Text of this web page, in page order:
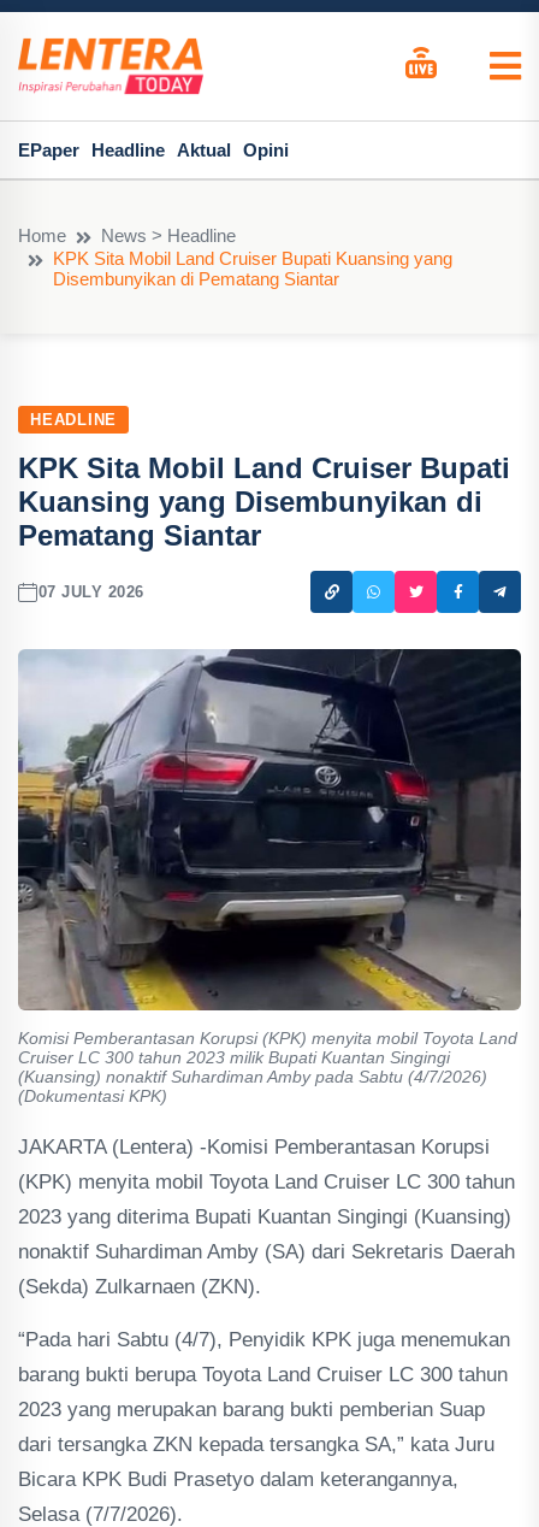
EPaper Headline Aktual Opini
Home
News > Headline
KPK Sita Mobil Land Cruiser Bupati Kuansing yang
Disembunyikan di Pematang Siantar
HEADLINE
KPK Sita Mobil Land Cruiser Bupati
Kuansing yang Disembunyikan di
Pematang Siantar
07 JULY 2026
Komisi Pemberantasan Korupsi (KPK) menyita mobil Toyota Land
Cruiser LC 300 tahun 2023 milik Bupati Kuantan Singingi
(Kuansing) nonaktif Suhardiman Amby pada Sabtu (4/7/2026)
(Dokumentasi KPK)
JAKARTA (Lentera) -Komisi Pemberantasan Korupsi
(KPK) menyita mobil Toyota Land Cruiser LC 300 tahun
2023 yang diterima Bupati Kuantan Singingi (Kuansing)
nonaktif Suhardiman Amby (SA) dari Sekretaris Daerah
(Sekda) Zulkarnaen (ZKN).
“Pada hari Sabtu (4/7), Penyidik KPK juga menemukan
barang bukti berupa Toyota Land Cruiser LC 300 tahun
2023 yang merupakan barang bukti pemberian Suap
dari tersangka ZKN kepada tersangka SA,” kata Juru
Bicara KPK Budi Prasetyo dalam keterangannya,
Selasa (7/7/2026).